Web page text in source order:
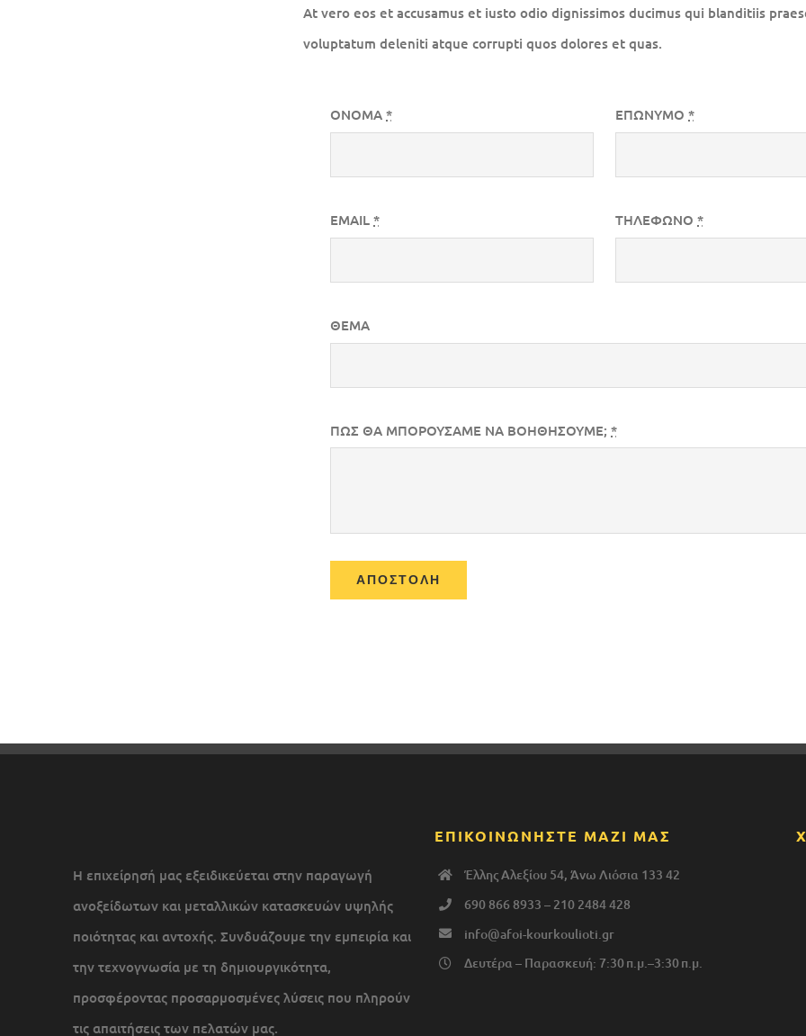
At vero eos et accusamus et iusto odio dignissimos ducimus qui blanditiis
voluptatum deleniti atque corrupti quos dolores et quas.
ΟΝΟΜΑ*
EMAIL*
ΕΠΩΝΥΜΟ*
ΤΗΛΕΦΩΝΟ*
ΘΕΜΑ
ΠΩΣ ΘΑ ΜΠΟΡΟΥΣΑΜΕ ΝΑ ΒΟΗΘΗΣΟΥΜΕ;*
ΑΠΟΣΤΟΛΉ
Η επιχείρησή μας εξειδικεύεται στην παραγωγή
ανοξείδωτων και μεταλλικών κατασκευών υψηλής
ποιότητας και αντοχής. Συνδυάζουμε την εμπειρία και
την τεχνογνωσία με τη δημιουργικότητα,
προσφέροντας προσαρμοσμένες λύσεις που πληρούν
τις απαιτήσεις των πελατών μας.
ΕΠΙΚΟΙΝΩΝΗΣΤΕ ΜΑΖΙ ΜΑΣ
Έλλης Αλεξίου 54, Άνω Λιόσια 133 42
690 866 8933 – 210 2484 428
info@afoi-kourkoulioti.gr
Δευτέρα – Παρασκευή: 7:30 π.μ.–3:30 π.μ.